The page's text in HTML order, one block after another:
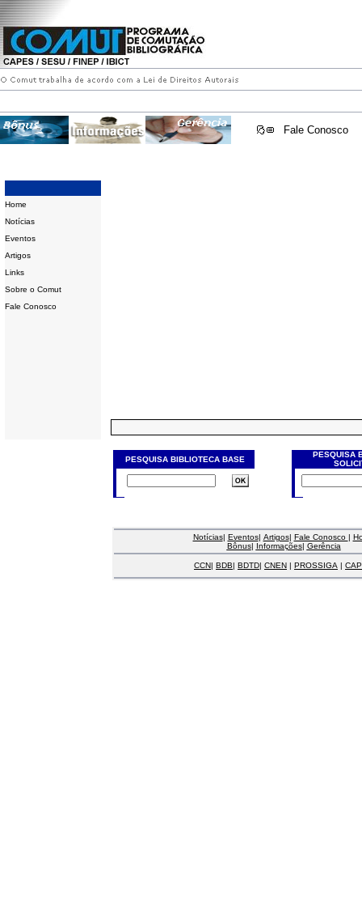
Fale Conosco
Home
Notícias
Eventos
Artigos
Links
Sobre o Comut
Fale Conosco
PESQUISA BIBLIOTECA BASE
PESQUISA
Notícias| Eventos| Artigos| Fale Conosco |
Bônus| Informações| Gerência
CCN| BDB| BDTD| CNEN | PROSSIGA |